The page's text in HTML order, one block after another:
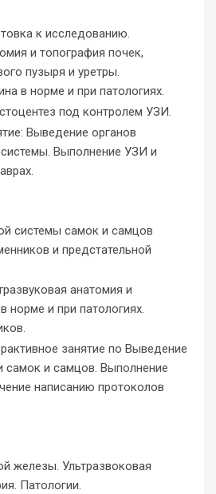
к исследованию.
и топография почек,
пузыря и уретры.
в норме и при патологиях.
под контролем УЗИ.
Выведение органов
Выполнение УЗИ и
системы самок и самцов
и предстательной
анатомия и
норме и при патологиях.
занятие по Выведение
самок и самцов. Выполнение
написанию протоколов
железы. Ультразвоковая
Патологии.